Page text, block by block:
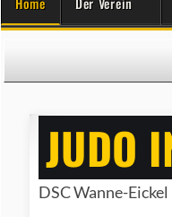
JUDO
DSC Wanne-